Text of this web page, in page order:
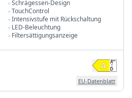
Schrägessen-Design
TouchControl
Intensivstufe mit Rückschaltung
LED-Beleuchtung
Filtersättigungsanzeige
EU-Datenblatt